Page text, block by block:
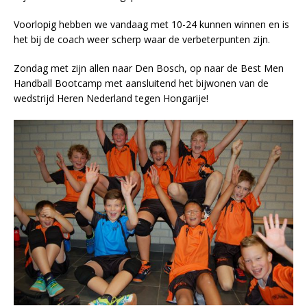
Voorlopig hebben we vandaag met 10-24 kunnen winnen en is
het bij de coach weer scherp waar de verbeterpunten zijn.
Zondag met zijn allen naar Den Bosch, op naar de Best Men
Handball Bootcamp met aansluitend het bijwonen van de
wedstrijd Heren Nederland tegen Hongarije!